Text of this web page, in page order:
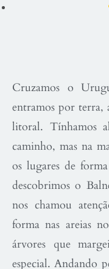
Cruzamos o
entramos por terra,
litoral. Tínhamos
caminho, mas na
os lugares de
descobrimos o
nos chamou
forma nas areias
árvores que
especial. Andando